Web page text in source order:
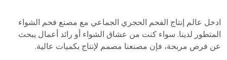
ادخل عالم إنتاج الفحم الحجري الجماعي مع مصنع فحم الشواء
المتطور لدينا. سواء كنت من عشاق الشواء أو رائد أعمال يبحث
عن فرص مربحة، فإن مصنعنا مصمم لإنتاج بكميات عالية.